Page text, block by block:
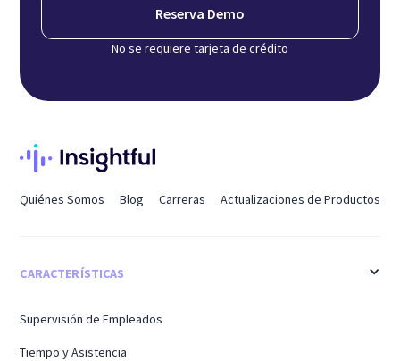
Reserva Demo
No se requiere tarjeta de crédito
Quiénes Somos Blog Carreras Actualizaciones de Productos
CARACTERÍSTICAS
Supervisión de Empleados
Tiempo y Asistencia